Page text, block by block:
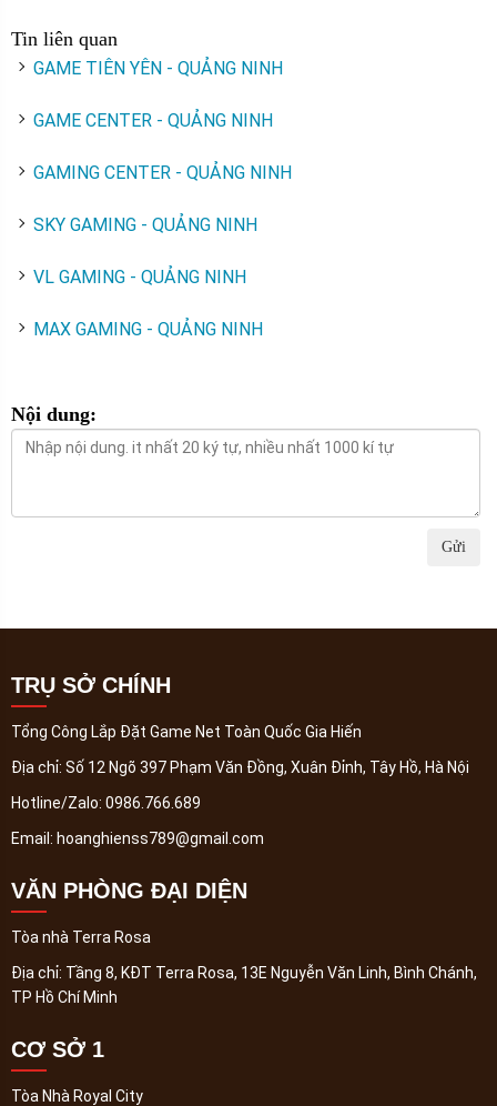
Tin liên quan
GAME TIÊN YÊN - QUẢNG NINH
GAME CENTER - QUẢNG NINH
GAMING CENTER - QUẢNG NINH
SKY GAMING - QUẢNG NINH
VL GAMING - QUẢNG NINH
MAX GAMING - QUẢNG NINH
Nội dung:
Gửi
TRỤ SỞ CHÍNH
Tổng Công Lắp Đặt Game Net Toàn Quốc Gia Hiến
Địa chỉ: Số 12 Ngõ 397 Phạm Văn Đồng, Xuân Đỉnh, Tây Hồ, Hà Nội
Hotline/Zalo: 0986.766.689
Email: hoanghienss789@gmail.com
VĂN PHÒNG ĐẠI DIỆN
Tòa nhà Terra Rosa
Địa chỉ: Tầng 8, KĐT Terra Rosa, 13E Nguyễn Văn Linh, Bình Chánh,
TP Hồ Chí Minh
CƠ SỞ 1
Tòa Nhà Royal City